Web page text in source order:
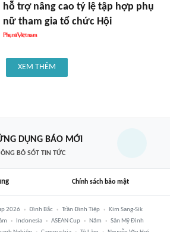
hỗ trợ nâng cao tỷ lệ tập hợp phụ
nữ tham gia tổ chức Hội
XEM THÊM
DỤNG BÁO MỚI
BỎ SÓT TIN TỨC
Chính sách bảo mật
2026 Đình Bắc Trần Đình Tiệp
Kim Sang-Sik
Indonesia ASEAN Cup Năm
Sân Mỹ Đình